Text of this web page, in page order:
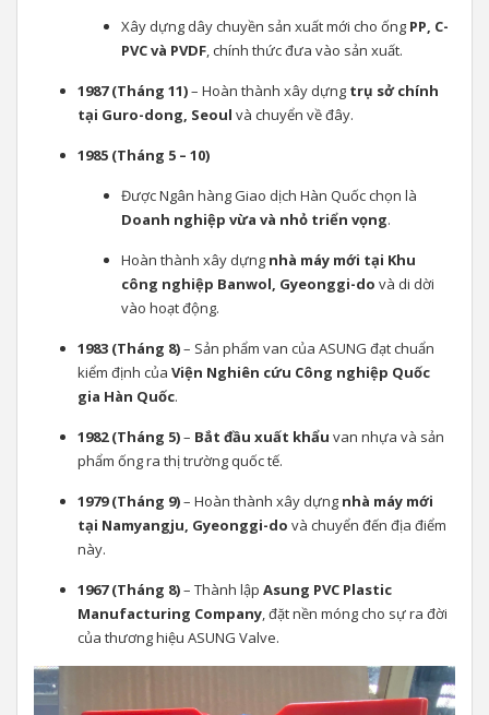
Xây dựng dây chuyền sản xuất mới cho ống PP, C-
PVC và PVDF, chính thức đưa vào sản xuất.
1987 (Tháng 11)– Hoàn thành xây dựng trụ sở chính
tại Guro-dong, Seoul và chuyển về đây.
1985 (Tháng 5 – 10)
Được Ngân hàng Giao dịch Hàn Quốc chọn là
Doanh nghiệp vừa và nhỏ triển vọng.
Hoàn thành xây dựng nhà máy mới tại Khu
công nghiệp Banwol, Gyeonggi-do và di dời
vào hoạt động.
1983 (Tháng 8)– Sản phẩm van của ASUNG đạt chuẩn
kiểm định của Viện Nghiên cứu Công nghiệp Quốc
gia Hàn Quốc.
1982 (Tháng 5)– Bắt đầu xuất khẩu van nhựa và sản
phẩm ống ra thị trường quốc tế.
1979 (Tháng 9)– Hoàn thành xây dựng nhà máy mới
tại Namyangju, Gyeonggi-do và chuyển đến địa điểm
này.
1967 (Tháng 8)– Thành lập Asung PVC Plastic
Manufacturing Company, đặt nền móng cho sự ra đời
của thương hiệu ASUNG Valve.